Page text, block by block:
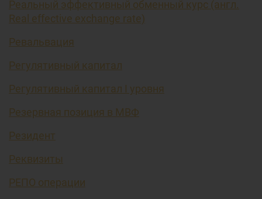
Реальный эффективный обменный курс (англ.
Real effective exchange rate)
Ревальвация
Регулятивный капитал
Регулятивный капитал I уровня
Резервная позиция в МВФ
Резидент
Реквизиты
РЕПО операции